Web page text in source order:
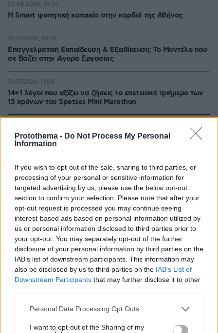
Protothema - Do Not Process My Personal
Information
If you wish to opt-out of the sale, sharing to third parties, or
processing of your personal or sensitive information for
targeted advertising by us, please use the below opt-out
section to confirm your selection. Please note that after your
opt-out request is processed you may continue seeing
interest-based ads based on personal information utilized by
us or personal information disclosed to third parties prior to
your opt-out. You may separately opt-out of the further
disclosure of your personal information by third parties on the
IAB’s list of downstream participants. This information may
also be disclosed by us to third parties on the IAB’s List of
Downstream Participants that may further disclose it to other
Please note that this website/app uses one or more Google
not limited to your visit or usage behaviour. You may click to
Personal Data Processing Opt Outs
I want to opt-out of the Sharing of my
Η Smart φοιτητική κατοικία στην καρδιά της Αθήνας
03.08.2026, 10:56
Επαγγελματική Εκπαίδευση & Εξειδίκευση: Το Mοντέλο που
σε Bάζει στην Aγορά Eργασίας
26.07.2026, 09:54
14+1 λόγοι που αξίζει να ζήσεις το επετειακό τριήμερο των
15 χρόνων του Spetses Mini Marathon
31.07.2026, 11:04
ΣΧΟΛΙΑ (15)
ΠΡΟΣΘΗΚΗ ΣΧΟΛΙΟΥ
Φορούσαν πουκάμισα
27.07.2020, 20:56
Στην αρχαία Ελλάδα;;; Τι μαθαίνει κανείς από τις
σύγχρονες παραστάσεις.
ΑΠΑΝΤΗΣΗ
Φανταστικό
27.07.2020, 19:43
να το δούμε με Έλληνες ηθοποιούς σε αντίστοιχο
θέατρο μας στην Τουρκία και θεατή το σουλτάνο. Και
χριστιανός και λάτρης του αρχαίου ελληνικού
ΑΠΑΝΤΗΣΗ